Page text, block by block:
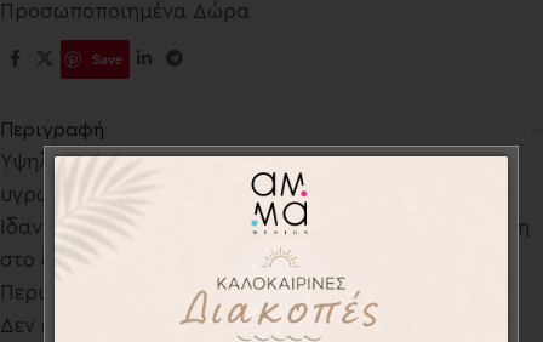
Προσωποποιημένα Δώρα
Save
Περιγραφή
Υψηλό καπάκι ασφαλείας για αποφυγή απωλειών
υγρών.
Ιδανικό για να διατηρεί τα ποτά ζεστά και κρύα χάρη
στο διπλό τοίχωμα.
Περιλαμβάνει ατομικό κουτί
Δεν είναι κατάλληλο για το πλυντήριο πιάτων